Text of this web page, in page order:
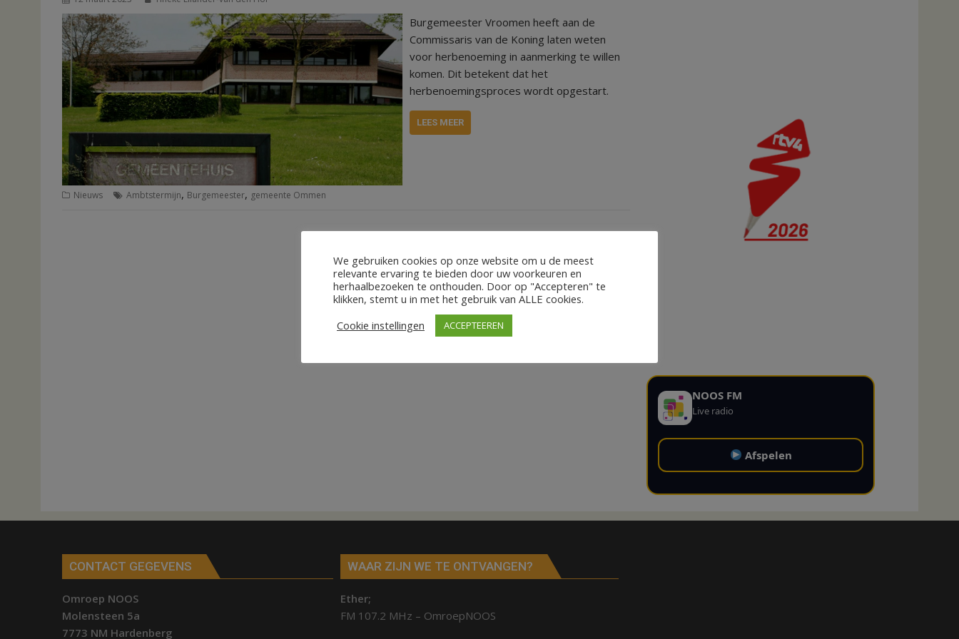
Burgemeester Vroomen heeft aan de
Commissaris van de Koning laten weten
voor herbenoeming in aanmerking te willen
komen. Dit betekent dat het
herbenoemingsproces wordt opgestart.
LEES MEER
Nieuws Ambtstermijn, Burgemeester, gemeente Ommen
NOOS FM
Live radio
Afspelen
CONTACT GEGEVENS
Omroep NOOS
Molensteen 5a
7773 NM Hardenberg
WAAR ZIJN WE TE ONTVANGEN?
Ether;
FM 107.2 MHz – OmroepNOOS
We gebruiken cookies op onze website om u de meest
relevante ervaring te bieden door uw voorkeuren en
herhaalbezoeken te onthouden. Door op "Accepteren" te
klikken, stemt u in met het gebruik van ALLE cookies.
Cookie instellingen
ACCEPTEEREN